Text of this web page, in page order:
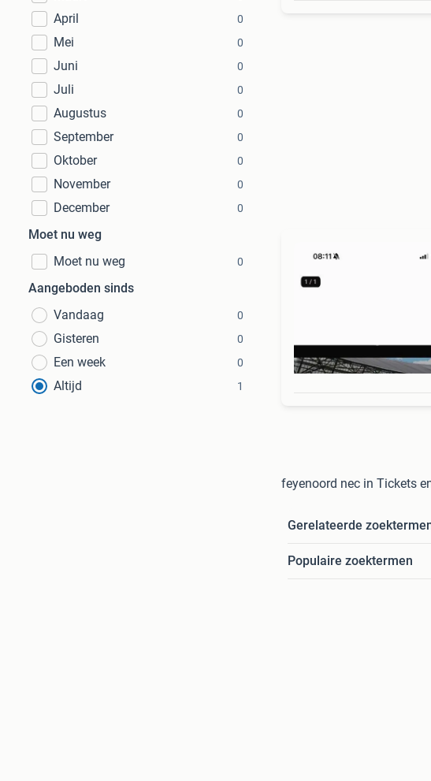
April 0
Mei 0
Juni 0
Juli 0
Augustus 0
September 0
Oktober 0
November 0
December 0
Moet nu weg
Moet nu weg
0
Aangeboden sinds
Vandaag
0
Gisteren 0
Een week 0
Altijd 1
feyenoord nec in Tickets
Gerelateerde
Populaire zoektermen